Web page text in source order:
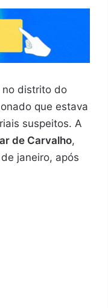
distrito do
que estava
suspeitos. A
de Carvalho,
janeiro, após